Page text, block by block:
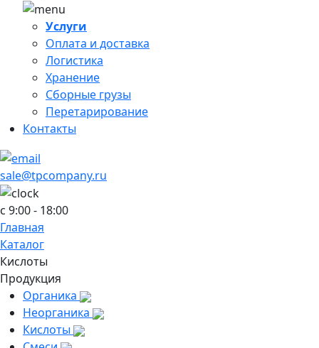
Услуги
Оплата и доставка
Логистика
Хранение
Сборные грузы
Перетарирование
Контакты
sale@tpcompany.ru
c 9:00 - 18:00
Главная
Каталог
Кислоты
Продукция
Органика
Неорганика
Кислоты